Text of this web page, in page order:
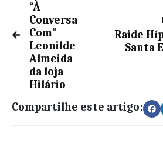
“À
Conversa
Com”
Leonilde
Almeida
da loja
Hilário
Raide
Santa
Compartilhe este artigo: